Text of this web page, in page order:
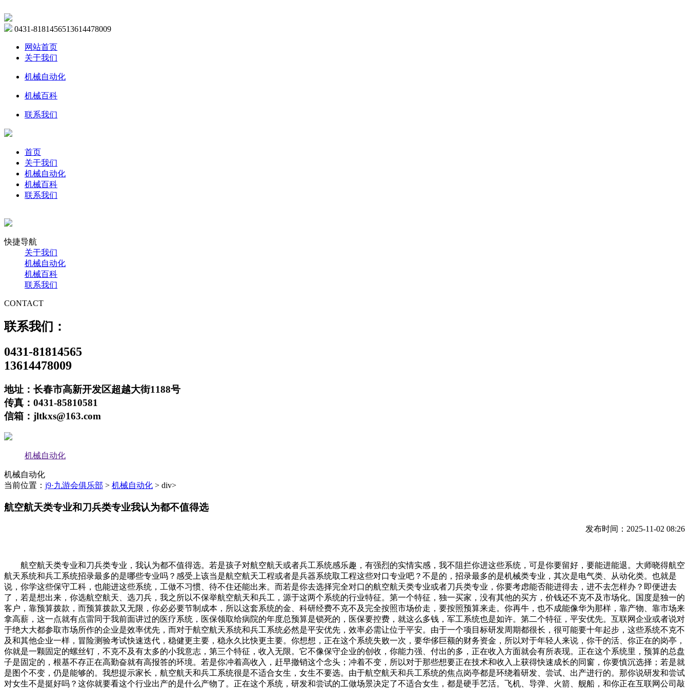
0431-8181456513614478009
网站首页
关于我们
机械自动化
机械百科
联系我们
首页
关于我们
机械自动化
机械百科
联系我们
快捷导航
关于我们
机械自动化
机械百科
联系我们
CONTACT
联系我们：
0431-81814565
13614478009
地址：长春市高新开发区超越大街1188号
传真：0431-85810581
信箱：jltkxs@163.com
机械自动化
机械自动化
当前位置： j9·九游会俱乐部 > 机械自动化 > div>
航空航天类专业和刀兵类专业我认为都不值得选
发布时间：2025-11-02 08:26
航空航天类专业和刀兵类专业，我认为都不值得选。若是孩子对航空航天或者兵工系统感乐趣，有强烈的实情实感，我不阻拦你进这些系统，可是你要留好，要能进能退。大师晓得航空
航天系统和兵工系统招录最多的是哪些专业吗？感受上该当是航空航天工程或者是兵器系统取工程这些对口专业吧？不是的，招录最多的是机械类专业，其次是电气类、从动化类。也就是
说，你学这些保守工科，也能进这些系统，工做不习惯、待不住还能出来。而若是你去选择完全对口的航空航天类专业或者刀兵类专业，你要考虑能否能进得去，进不去怎样办？即便进去
了，若是想出来，你选航空航天、选刀兵，我之所以不保举航空航天和兵工，源于这两个系统的行业特征。第一个特征，独一买家，没有其他的买方，价钱还不克不及市场化。国度是独一的
客户，靠预算拨款，而预算拨款又无限，你必必要节制成本，所以这套系统的金、科研经费不克不及完全按照市场价走，要按照预算来走。你再牛，也不成能像华为那样，靠产物、靠市场来
拿高薪，这一点就有点雷同于我前面讲过的医疗系统，医保领取给病院的年度总预算是锁死的，医保要控费，就这么多钱，军工系统也是如许。第二个特征，平安优先。互联网企业或者说对
于绝大大都参取市场所作的企业是效率优先，而对于航空航天系统和兵工系统必然是平安优先，效率必需让位于平安。由于一个项目标研发周期都很长，很可能要十年起步，这些系统不克不
及和其他企业一样，冒险测验考试快速迭代，稳健更主要，稳永久比快更主要。你想想，正在这个系统失败一次，要华侈巨额的财务资金，所以对于年轻人来说，你干的活、你正在的岗亭，
你就是一颗固定的螺丝钉，不克不及有太多的小我意志，第三个特征，收入无限。它不像保守企业的创收，你能力强、付出的多，正在收入方面就会有所表现。正在这个系统里，预算的总盘
子是固定的，根基不存正在高勤奋就有高报答的环境。若是你冲着高收入，赶早撤销这个念头；冲着不变，所以对于那些想要正在技术和收入上获得快速成长的同窗，你要慎沉选择；若是就
是图个不变，仍是能够的。我想提示家长，航空航天和兵工系统很是不适合女生，女生不要选。由于航空航天和兵工系统的焦点岗亭都是环绕着研发、尝试、出产进行的。那你说研发和尝试
对女生不是挺好吗？这你就要看这个行业出产的是什么产物了。正在这个系统，研发和尝试的工做场景决定了不适合女生，都是硬手艺活。飞机、导弹、火箭、舰船，和你正在互联网公司敲